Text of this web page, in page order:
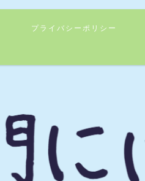
プライバシーポリシー